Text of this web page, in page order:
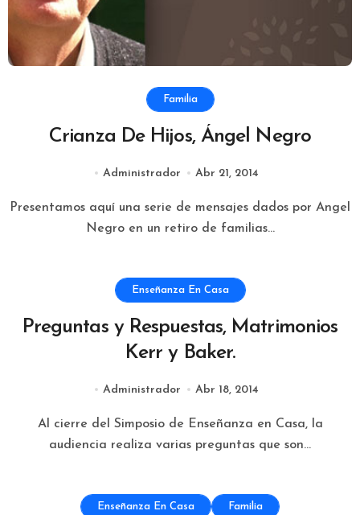
Familia
Crianza De Hijos, Ángel Negro
Administrador Abr 21, 2014
Presentamos aquí una serie de mensajes dados por Angel
Negro en un retiro de familias...
Enseñanza En Casa
Preguntas y Respuestas, Matrimonios
Kerr y Baker.
Administrador Abr 18, 2014
Al cierre del Simposio de Enseñanza en Casa, la
audiencia realiza varias preguntas que son...
Enseñanza En Casa Familia